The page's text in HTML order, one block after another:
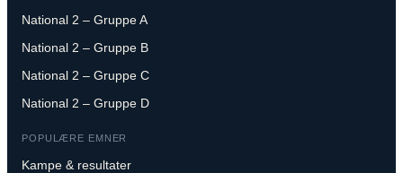
National 2 – Gruppe A
National 2 – Gruppe B
National 2 – Gruppe C
National 2 – Gruppe D
POPULÆRE EMNER
Kampe & resultater